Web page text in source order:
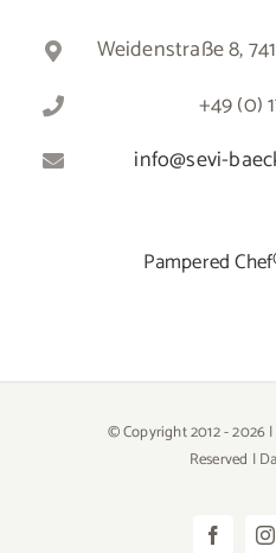
Weidenstraße 8,
+49 (0)
info@sevi-
Pampered
© Copyright 2012 -2026 |
Reserved |